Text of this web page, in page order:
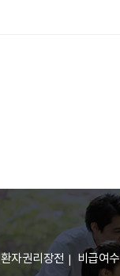
환자권리장전 비급여